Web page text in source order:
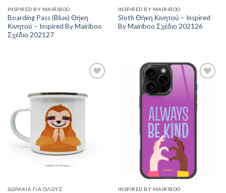
INSPIRED BY MAIRIBOO
Boarding Pass (Blue) Θήκη
Κινητού – Inspired By Mairiboo
Σχέδιο 202127
INSPIRED BY MAIRIBOO
Sloth Θήκη Κινητού – Inspired
By Mairiboo Σχέδιο 202126
Wishlist
ΔΩΡΆΚΙΑ ΓΙΑ ΌΛΟΥΣ
Add to
Wishlist
INSPIRED BY MAIRIBOO